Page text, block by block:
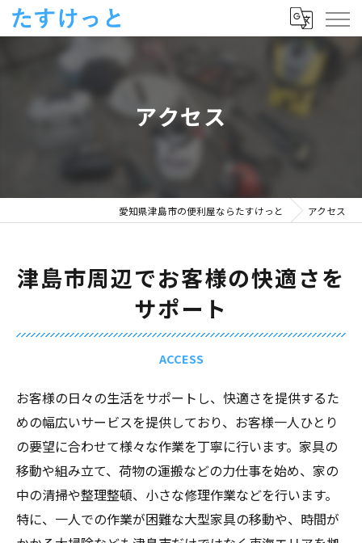
アクセス
愛知県津島市の便利屋ならたすけっと アクセス
津島市周辺でお客様の快適さを
サポート
ACCESS
お客様の日々の生活をサポートし、快適さを提供するた
めの幅広いサービスを提供しており、お客様一人ひとり
の要望に合わせて様々な作業を丁寧に行います。家具の
移動や組み立て、荷物の運搬などの力仕事を始め、家の
中の清掃や整理整頓、小さな修理作業などを行います。
特に、一人での作業が困難な大型家具の移動や、時間が